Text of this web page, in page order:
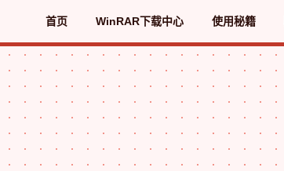
首页 WinRAR下载中心 使用秘籍